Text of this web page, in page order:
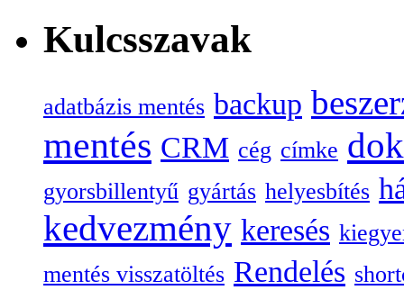
Kulcsszavak
adatbázis mentés backup
mentés CRM cég címke
gyorsbillentyű gyártás helyesbítés
kedvezmény keresés
mentés visszatöltés Rendelés